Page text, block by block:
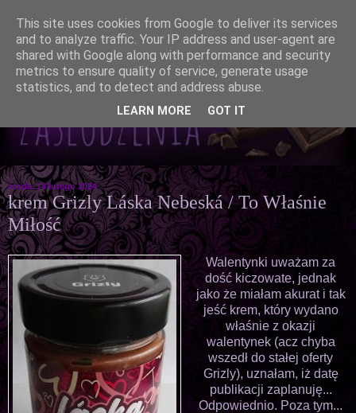
środa, 14 lutego 2024
krem Grizly Láska Nebeská / To Właśnie
Miłość
Walentynki uważam za
dość kiczowate, jednak
jako że miałam akurat i tak
jeść krem, który wydano
właśnie z okazji
walentynek (acz chyba
wszedł do stałej oferty
Grizly), uznałam, iż datę
publikacji zaplanuję...
Odpowiednio. Poza tym...
This site uses cookies from Google to deliver its services
and to analyze traffic. Your IP address and user-agent are
shared with Google along with performance and security
metrics to ensure quality of service, generate usage
statistics, and to detect and address abuse.
LEARN MORE GOT IT